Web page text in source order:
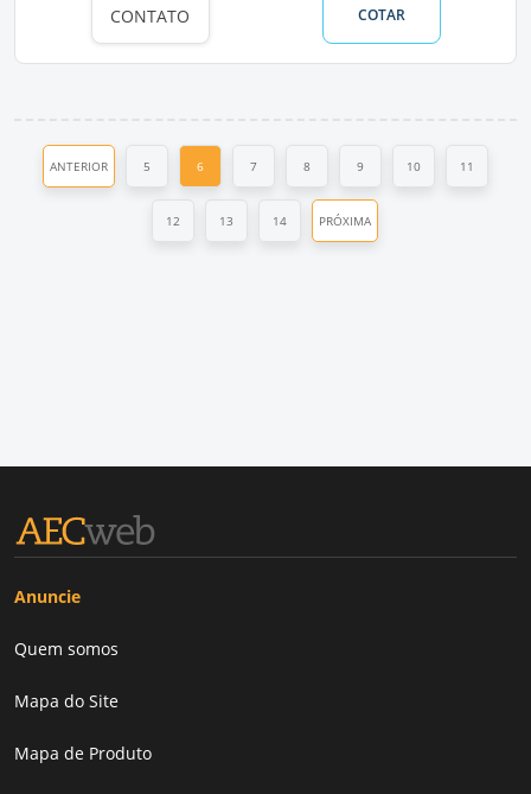
CONTATO COTAR
ANTERIOR 5 6 7 8 9 10 11
12 13 14 PRÓXIMA
Anuncie
Quem somos
Mapa do Site
Mapa de Produto